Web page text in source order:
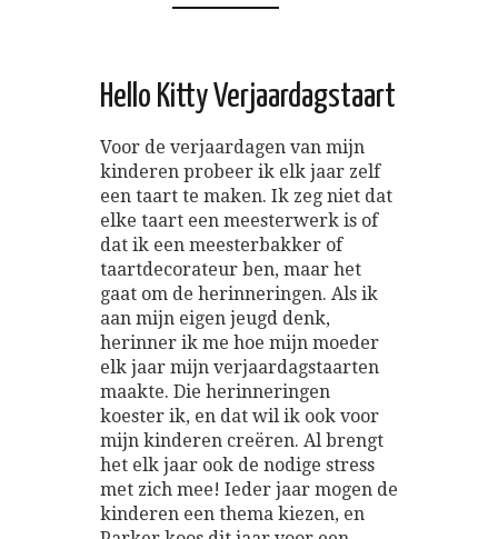
Hello Kitty Verjaardagstaart
Voor de verjaardagen van mijn
kinderen probeer ik elk jaar zelf
een taart te maken. Ik zeg niet dat
elke taart een meesterwerk is of
dat ik een meesterbakker of
taartdecorateur ben, maar het
gaat om de herinneringen. Als ik
aan mijn eigen jeugd denk,
herinner ik me hoe mijn moeder
elk jaar mijn verjaardagstaarten
maakte. Die herinneringen
koester ik, en dat wil ik ook voor
mijn kinderen creëren. Al brengt
het elk jaar ook de nodige stress
met zich mee! Ieder jaar mogen de
kinderen een thema kiezen, en